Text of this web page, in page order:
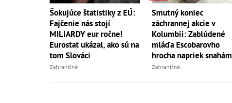
Šokujúce štatistiky z EÚ:
Fajčenie nás stojí
MILIARDY eur ročne!
Eurostat ukázal, ako sú na
tom Slováci
Zahraničné
Smutný koniec
záchrannej akcie v
Kolumbii: Zablúdené
mláďa Escobarovho
hrocha napriek snahám
úradov uhynulo
Zahraničné